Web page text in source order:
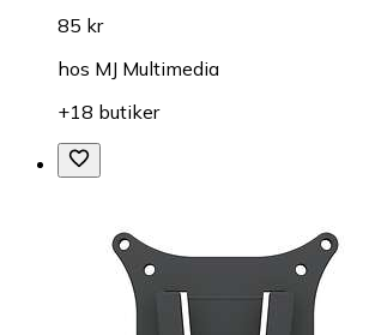
85 kr
hos MJ Multimedia
+18 butiker